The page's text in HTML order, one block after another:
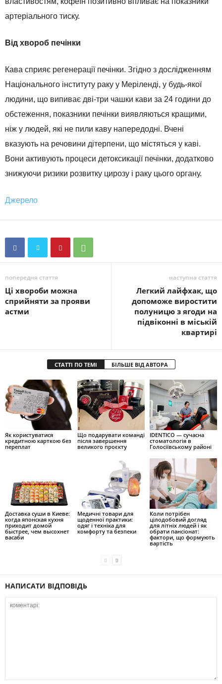
артеріального тиску.
Від хвороб печінки
Кава сприяє регенерації печінки. Згідно з дослідженням
Національного інституту раку у Меріленді, у будь-якої
людини, що випиває дві-три чашки кави за 24 години до
обстеження, показники печінки виявляються кращими,
ніж у людей, які не пили каву напередодні. Вчені
вказують на речовини дітерпени, що містяться у каві.
Вони активують процеси детоксикації печінки, додатково
знижуючи ризики розвитку цирозу і раку цього органу.
Джерело
попередня стаття
Ці хвороби можна
сприйняти за прояви
астми
наступна стаття
Легкий лайфхак, що
допоможе виростити
полуницю з ягоди на
підвіконні в міській
квартирі
СТАТТІ ПО ТЕМІ БІЛЬШЕ ВІД АВТОРА
Як користуватися
кредитною карткою без
переплат
Що подарувати команді
після завершення
великого проєкту
IDENTICO — сучасна
стоматологія в
Голосіївському районі
Доставка суши в Киеве:
когда японская кухня
приходит домой
быстрее, чем высохнет
васаби
Медичні товари для
щоденної практики:
одяг і техніка для
комфорту та безпеки
Коли потрібен
цілодобовий догляд
для літніх людей і як
обрати пансіонат:
фактори, що формують
вартість
НАПИСАТИ ВІДПОВІДЬ